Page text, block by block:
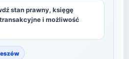
stan prawny, księgę
i możliwość